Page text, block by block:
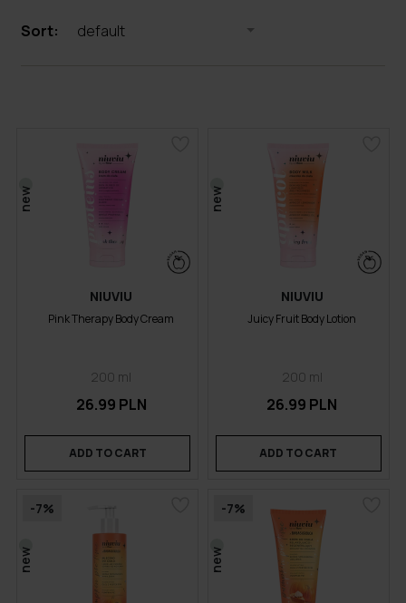
Sort: default
new
NIUVIU
Pink Therapy Body Cream
200 ml
26.99 PLN
ADD TO CART
new
NIUVIU
Juicy Fruit Body Lotion
200 ml
26.99 PLN
ADD TO CART
-7%
new
-7%
new